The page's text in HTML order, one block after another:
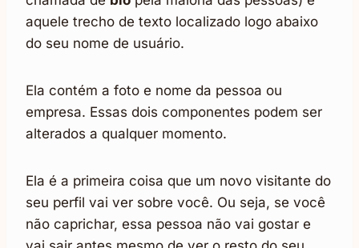
aquele trecho de texto localizado logo abaixo
do seu nome de usuário.
Ela contém a foto e nome da pessoa ou
empresa. Essas dois componentes podem ser
alterados a qualquer momento.
Ela é a primeira coisa que um novo visitante do
seu perfil vai ver sobre você. Ou seja, se você
não caprichar, essa pessoa não vai gostar e